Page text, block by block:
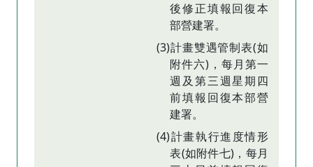
後修正填報回復本
部營建署。
(3)計畫雙遇管制表(如
附件六)，每月第一
週及第三週星期四
前填報回復本部營
建署。
(4)計畫執行進度情形
表(如附件七)，每月